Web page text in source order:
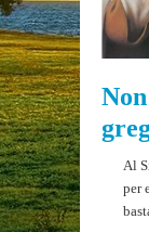
Al
per